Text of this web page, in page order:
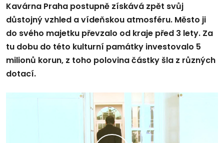
Kavárna Praha postupně získává zpět svůj
důstojný vzhled a vídeňskou atmosféru. Město ji
do svého majetku převzalo od kraje před 3 lety. Za
tu dobu do této kulturní památky investovalo 5
milionů korun, z toho polovina částky šla z různých
dotací.